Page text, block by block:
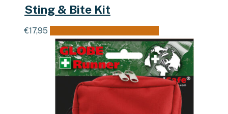
Sting & Bite Kit
€17,95